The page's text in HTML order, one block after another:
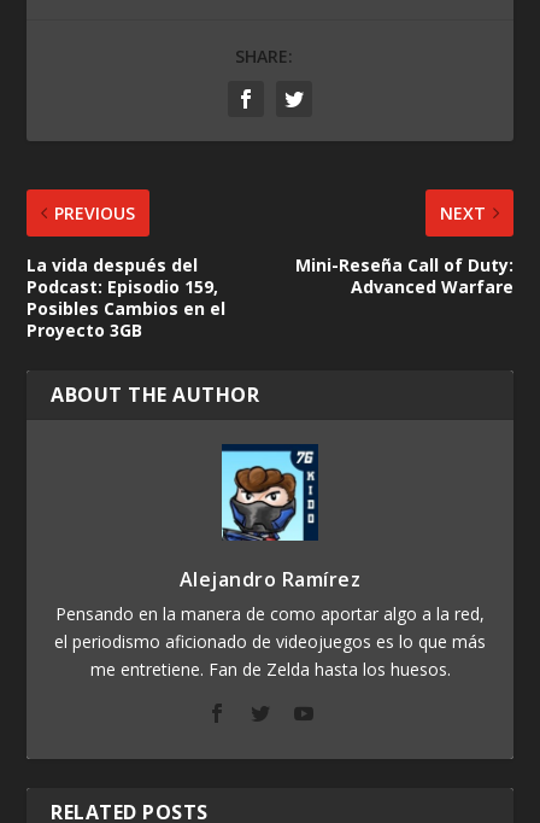
SHARE:
PREVIOUS
La vida después del
Podcast: Episodio 159,
Posibles Cambios en el
Proyecto 3GB
NEXT
Mini-Reseña Call of Duty:
Advanced Warfare
ABOUT THE AUTHOR
Alejandro Ramírez
Pensando en la manera de como aportar algo a la red,
el periodismo aficionado de videojuegos es lo que más
me entretiene. Fan de Zelda hasta los huesos.
RELATED POSTS